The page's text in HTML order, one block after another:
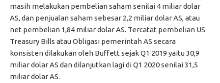
masih melakukan pembelian saham senilai 4 miliar dolar
AS, dan penjualan saham sebesar 2,2 miliar dolar AS, atau
net pembelian 1,84 miliar dolar AS. Tercatat pembelian US
Treasury Bills atau Obligasi pemerintah AS secara
konsisten dilakukan oleh Buffett sejak Q1 2019 yaitu 30,9
miliar dolar AS dan dilanjutkan lagi di Q1 2020 senilai 31,5
miliar dolar AS.